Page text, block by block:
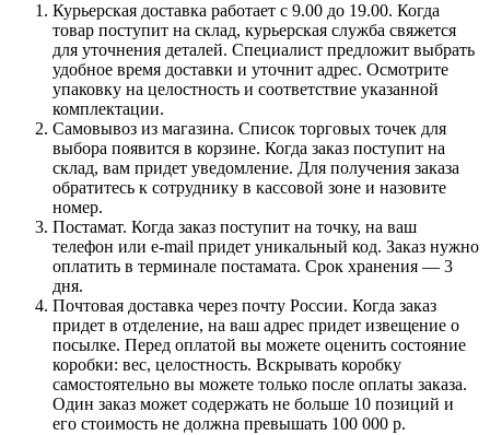
Курьерская доставка работает с 9.00 до 19.00. Когда
товар поступит на склад, курьерская служба свяжется
для уточнения деталей. Специалист предложит выбрать
удобное время доставки и уточнит адрес. Осмотрите
упаковку на целостность и соответствие указанной
комплектации.
Самовывоз из магазина. Список торговых точек для
выбора появится в корзине. Когда заказ поступит на
склад, вам придет уведомление. Для получения заказа
обратитесь к сотруднику в кассовой зоне и назовите
номер.
Постамат. Когда заказ поступит на точку, на ваш
телефон или e-mail придет уникальный код. Заказ нужно
оплатить в терминале постамата. Срок хранения — 3
дня.
Почтовая доставка через почту России. Когда заказ
придет в отделение, на ваш адрес придет извещение о
посылке. Перед оплатой вы можете оценить состояние
коробки: вес, целостность. Вскрывать коробку
самостоятельно вы можете только после оплаты заказа.
Один заказ может содержать не больше 10 позиций и
его стоимость не должна превышать 100 000 р.